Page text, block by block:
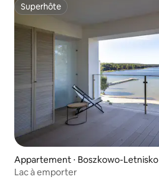
Superhôte
Superhôte
Appartement ⋅ Boszkowo-Letnisko
Lac à emporter